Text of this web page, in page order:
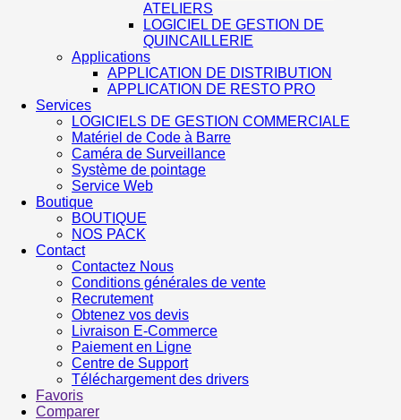
ATELIERS
LOGICIEL DE GESTION DE
QUINCAILLERIE
Applications
APPLICATION DE DISTRIBUTION
APPLICATION DE RESTO PRO
Services
LOGICIELS DE GESTION COMMERCIALE
Matériel de Code à Barre
Caméra de Surveillance
Système de pointage
Service Web
Boutique
BOUTIQUE
NOS PACK
Contact
Contactez Nous
Conditions générales de vente
Recrutement
Obtenez vos devis
Livraison E-Commerce
Paiement en Ligne
Centre de Support
Téléchargement des drivers
Favoris
Comparer